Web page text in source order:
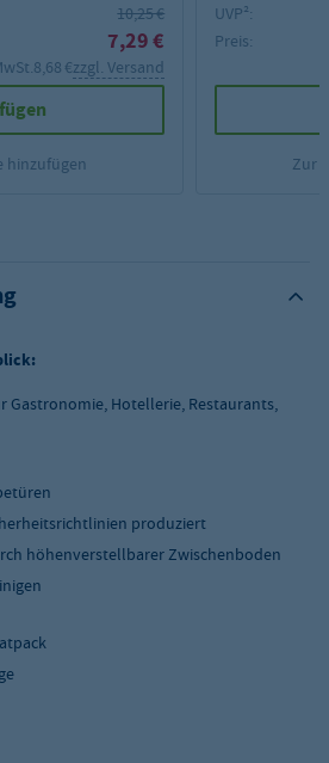
10,25 €
7,29 €
8,68 €zzgl. Versand
hinzufügen
UVP²:
Preis:
Zur
Gastronomie, Hotellerie, Restaurants,
produziert
höhenverstellbarer Zwischenboden